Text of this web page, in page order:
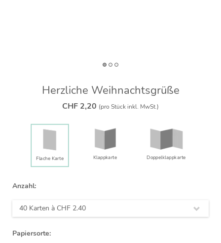
Herzliche Weihnachtsgrüße
CHF 2,20 (pro Stück inkl. MwSt.)
Flache Karte Klappkarte Doppelklapp­karte
Anzahl:
40 Karten à CHF 2.40
Papiersorte: